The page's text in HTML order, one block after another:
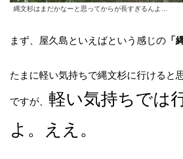
縄文杉はまだかなーと思ってからが長すぎるんよ…
まず、屋久島といえばという感じの 「
たまに軽い気持ちで縄文杉に行けると
ですが、 軽い気持ちでは
よ。ええ。